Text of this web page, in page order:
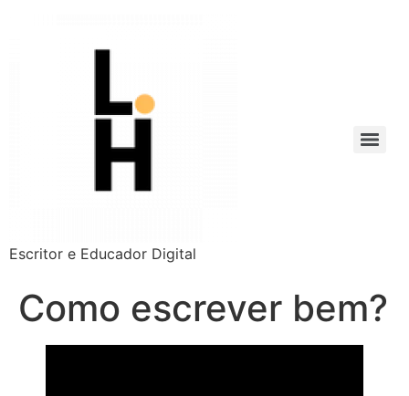
Escritor e Educador Digital
Como escrever bem?